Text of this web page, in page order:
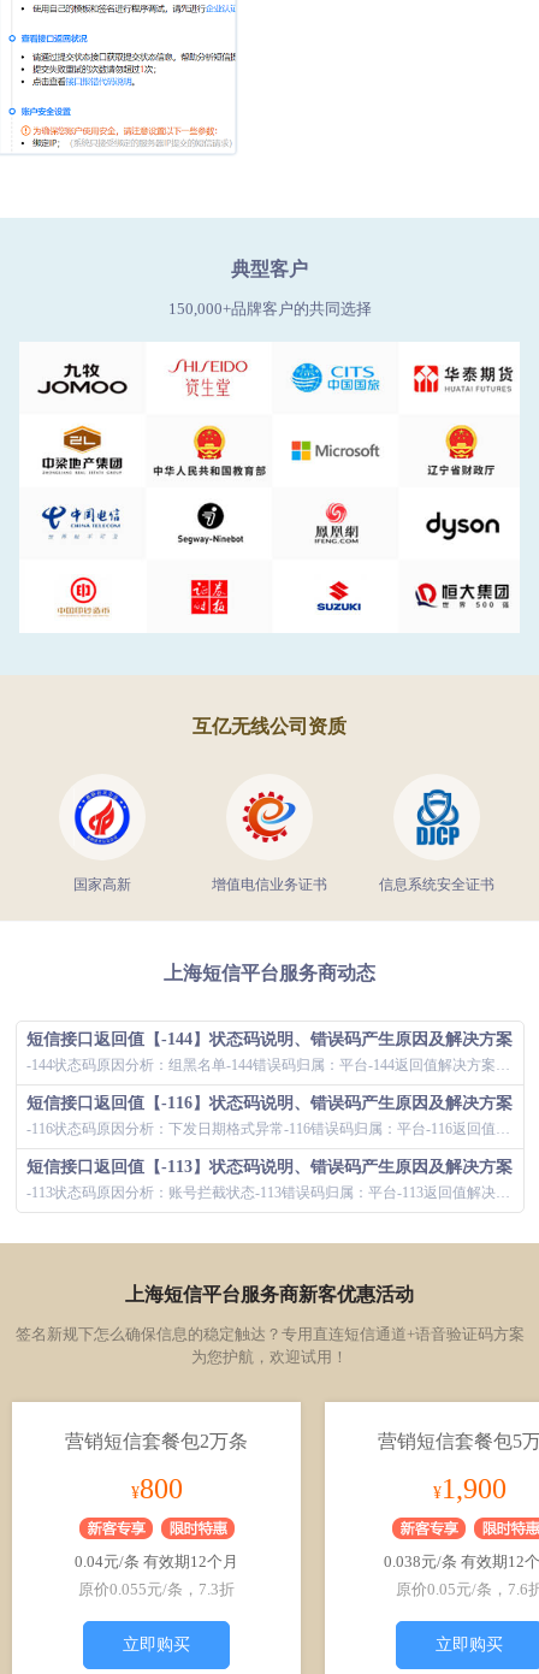
典型客户
150,000+品牌客户的共同选择
互亿无线公司资质
国家高新 增值电信业务证书 信息系统安全证书
上海短信平台服务商动态
短信接口返回值【-144】状态码说明、错误码产生原因及解决方案
-144状态码原因分析：组黑名单-144错误码归属：平台-144返回值解决方案：短信接口返回值为-144时，导致用户无法正常接收短信，对公司...
短信接口返回值【-116】状态码说明、错误码产生原因及解决方案
-116状态码原因分析：下发日期格式异常-116错误码归属：平台-116返回值解决方案：短信接口返回值为-116时，导致用户无法正常接收短信...
短信接口返回值【-113】状态码说明、错误码产生原因及解决方案
-113状态码原因分析：账号拦截状态-113错误码归属：平台-113返回值解决方案：短信接口返回值为-113时，导致用户无法正常接收短信，对...
上海短信平台服务商新客优惠活动
签名新规下怎么确保信息的稳定触达？专用直连短信通道+语音验证码方案
为您护航，欢迎试用！
营销短信套餐包2万条
¥800
0.04元/条 有效期12个月
原价0.055元/条，7.3折
立即购买
营销短信套餐包5
¥1,900
0.038元/条 有效期12
原价0.05元/条，7.6
立即购买